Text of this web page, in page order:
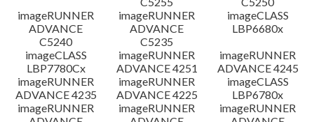
imageRUNNER
ADVANCE
C5240
imageRUNNER
ADVANCE
C5235
imageCLASS
LBP6680x
imageCLASS
LBP7780Cx
imageRUNNER
ADVANCE 4251
imageRUNNER
ADVANCE 4245
imageRUNNER
ADVANCE 4235
imageRUNNER
ADVANCE 4225
imageCLASS
LBP6780x
imageRUNNER
imageRUNNER
imageRUNNER